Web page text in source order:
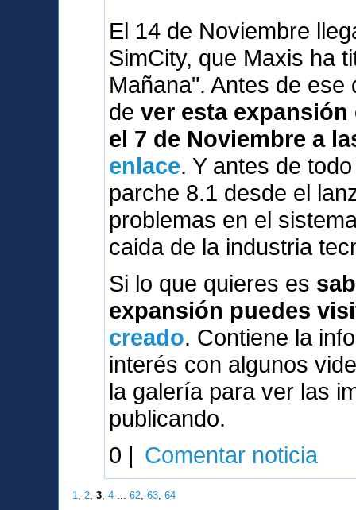
El 14 de Noviembre
SimCity, que Maxis ha
Mañana". Antes de
dever esta
el 7 de Noviembre a
enlace. Y antes de
parche 8.1 desde el
problemas en el
caida de la industria
Si lo que quieres es
expansión puedes
creado. Contiene la
interés con algunos
la galería para ver las
publicando.
0 | Comentar noticia
1,2,3,4 ...62,63,64